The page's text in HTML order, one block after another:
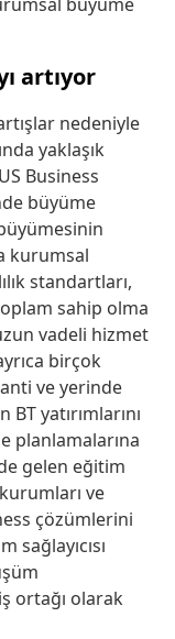
artıyor
nedeniyle
yaklaşık
Business
büyüme
kurumsal
standartları,
sahip olma
vadeli hizmet
birçok
ve yerinde
yatırımlarını
planlamalarına
gelen eğitim
ve
çözümlerini
sağlayıcısı
ortağı olarak